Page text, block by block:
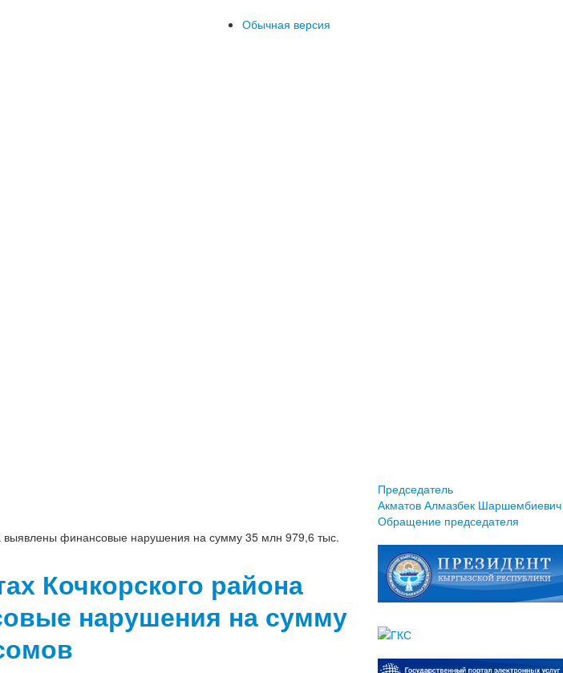
Обычная версия
выявлены финансовые нарушения на сумму 35 млн 979,6 тыс.
Кочкорского района
нарушения на сумму
Председатель
Акматов Алмазбек Шаршембиевич
Обращение председателя